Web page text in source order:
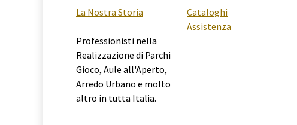
La Nostra Storia
Professionisti nella
Realizzazione di Parchi
Gioco, Aule all'Aperto,
Arredo Urbano e molto
altro in tutta Italia.
Cataloghi
Assistenza